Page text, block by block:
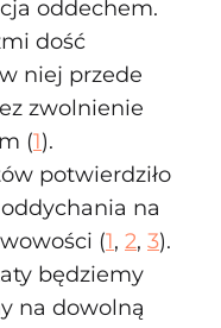
oddechem.
dość
niej przede
zwolnienie
(1).
potwierdziło
oddychania na
(1, 2, 3).
będziemy
na dowolną